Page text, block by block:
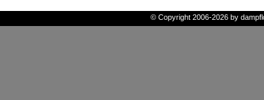
© Copyright 2006-2026 by